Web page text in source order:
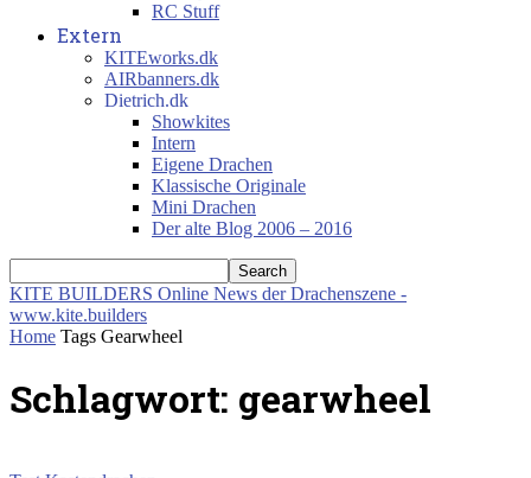
RC Stuff
Extern
KITEworks.dk
AIRbanners.dk
Dietrich.dk
Showkites
Intern
Eigene Drachen
Klassische Originale
Mini Drachen
Der alte Blog 2006 – 2016
KITE BUILDERS Online News der Drachenszene -
www.kite.builders
Home Tags Gearwheel
Schlagwort: gearwheel